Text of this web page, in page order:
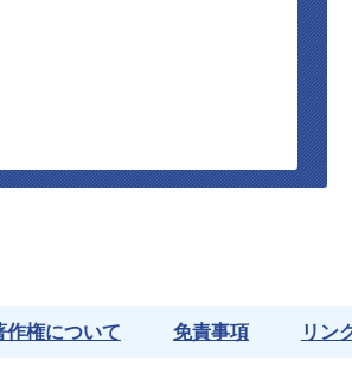
作権について 免責事項 リン